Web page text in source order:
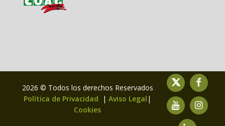
2026 © Todos los derechos Reservados
Política de Privacidad
| Aviso Legal |
Cookies